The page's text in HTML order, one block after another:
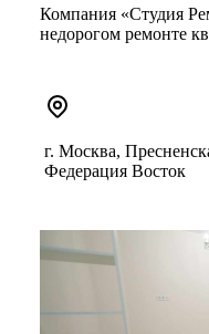
Компания «Студия
недорогом ремонте
г. Москва,
Федерация Восток